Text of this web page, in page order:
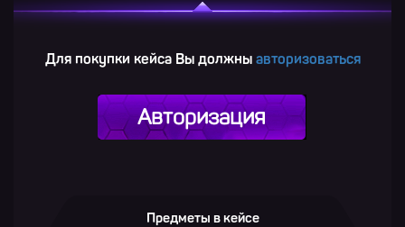
Для покупки кейса Вы должны авторизоваться
Авторизация
Предметы в кейсе